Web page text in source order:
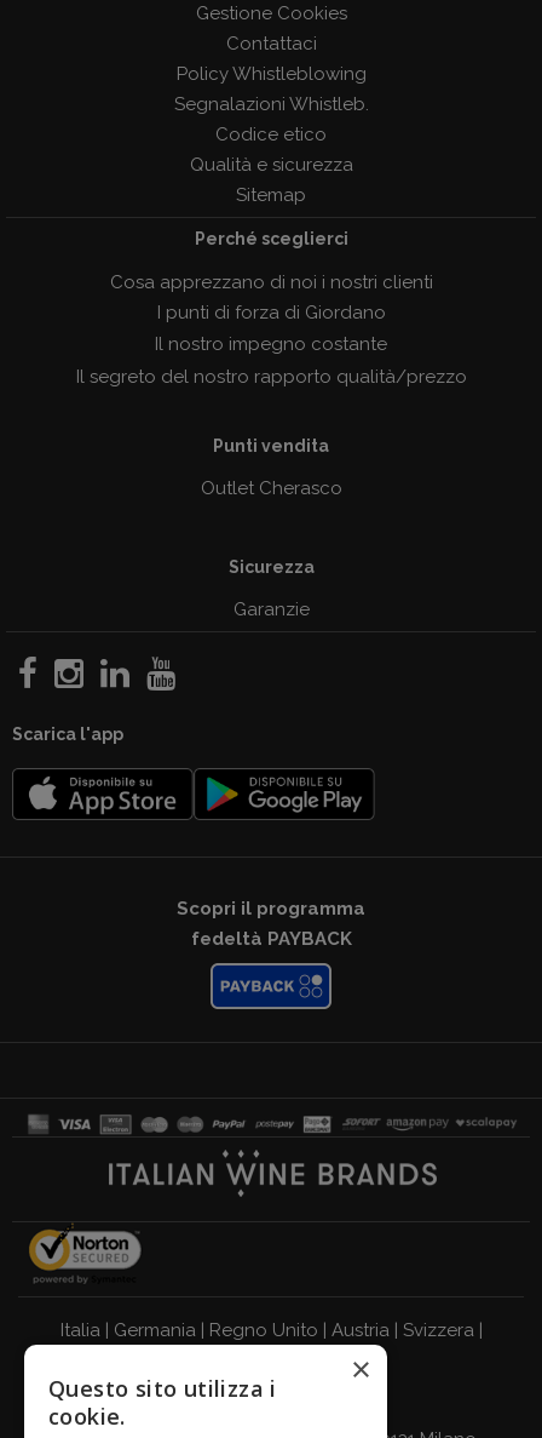
Gestione Cookies
Contattaci
Policy Whistleblowing
Segnalazioni Whistleb.
Codice etico
Qualità e sicurezza
Sitemap
Perché sceglierci
Cosa apprezzano di noi i nostri clienti
I punti di forza di Giordano
Il nostro impegno costante
Il segreto del nostro rapporto qualità/prezzo
Punti vendita
Outlet Cherasco
Sicurezza
Garanzie
Scarica l'app
Scopri il programma
fedeltà PAYBACK
Italia| Germania| Regno Unito | Austria| Svizzera|
Belgio
×
Questo sito utilizza i
cookie.